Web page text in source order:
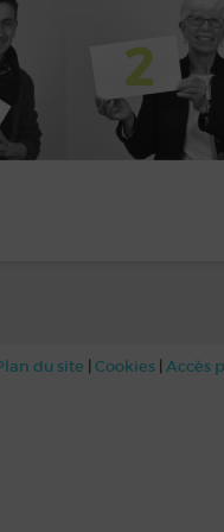
du site | Cookies| Accès